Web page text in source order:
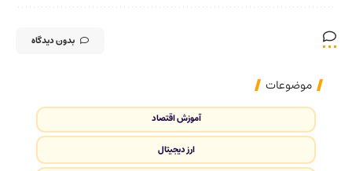
بدون دیدگاه
موضوعات
آموزش اقتصاد
ارز دیجیتال